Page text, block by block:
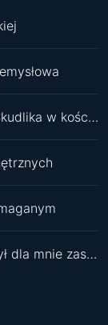
Powrót do korzeni. Koncert Johannesa Skudlika w kościele św. Pawła
Wybór na wiceprzewodniczącego RM był dla mnie zaskoczeniem